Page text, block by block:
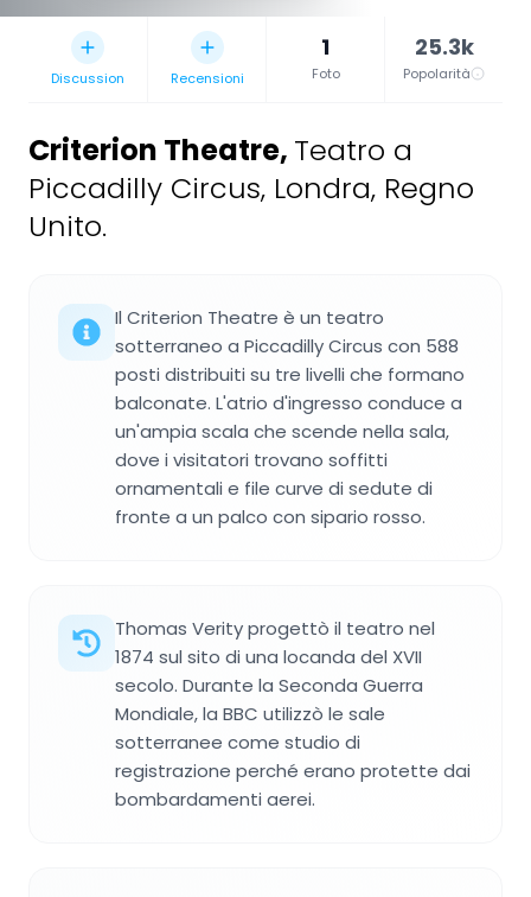
Discussion Recensioni
1
Foto
25.3k
Popolarità
Criterion Theatre, Teatro a
Piccadilly Circus, Londra, Regno
Unito.
Il Criterion Theatre è un teatro
sotterraneo a Piccadilly Circus con 588
posti distribuiti su tre livelli che formano
balconate. L'atrio d'ingresso conduce a
un'ampia scala che scende nella sala,
dove i visitatori trovano soffitti
ornamentali e file curve di sedute di
fronte a un palco con sipario rosso.
Thomas Verity progettò il teatro nel
1874 sul sito di una locanda del XVII
secolo. Durante la Seconda Guerra
Mondiale, la BBC utilizzò le sale
sotterranee come studio di
registrazione perché erano protette dai
bombardamenti aerei.